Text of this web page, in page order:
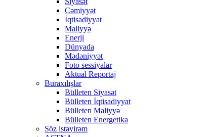
Cəmiyyət
İqtisadiyyat
Maliyyə
Enerji
Dünyada
Mədəniyyət
Foto sessiyalar
Aktual Reportaj
Buraxılışlar
Bülleten Siyasət
Bülleten İqtisadiyyat
Bülleten Maliyyə
Bülleten Energetika
Söz istəyirəm